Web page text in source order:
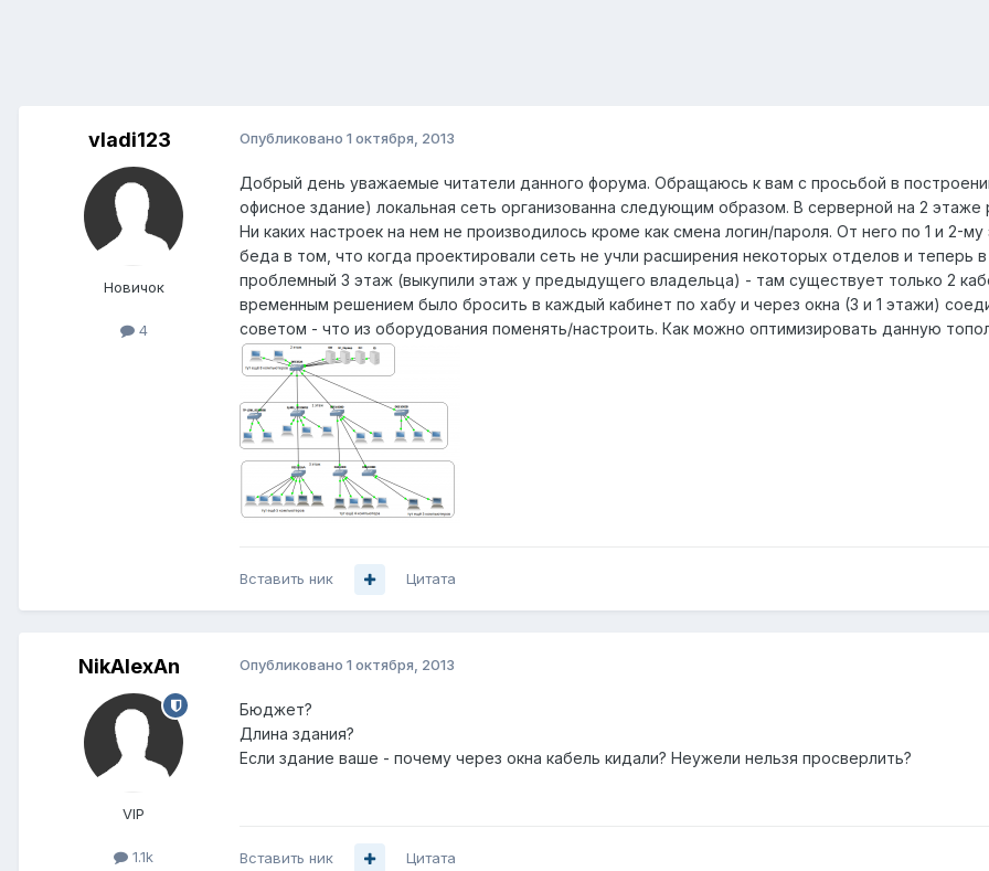
vladi123
Новичок
4
Опубликовано 1 октября, 2013
Добрый день уважаемые читатели данного форума. Обращаюсь к вам с просьбой в
офисное здание) локальная сеть организованна следующим образом. В серверной на 2 этаже
Ни каких настроек на нем не производилось кроме как смена логин/пароля. От него по 1 и 2-
беда в том, что когда проектировали сеть не учли расширения некоторых отделов и теперь
проблемный 3 этаж (выкупили этаж у предыдущего владельца) - там существует только 2
временным решением было бросить в каждый кабинет по хабу и через окна (3 и 1 этажи)
советом - что из оборудования поменять/настроить. Как можно оптимизировать данную
Вставить ник Цитата
NikAlexAn
VIP
1.1k
Опубликовано 1 октября, 2013
Бюджет?
Длина здания?
Если здание ваше - почему через окна кабель кидали? Неужели нельзя просверлить?
Вставить ник Цитата